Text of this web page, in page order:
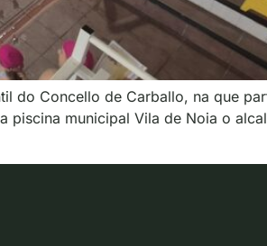
do Concello de Carballo, na que
piscina municipal Vila de Noia o